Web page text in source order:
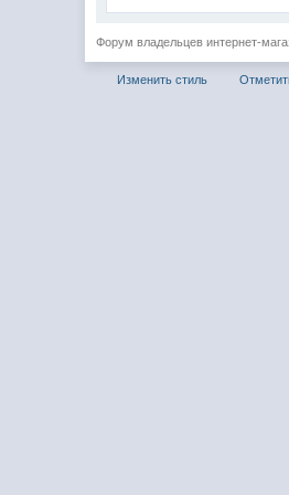
Форум владельцев интернет-
Изменить стиль